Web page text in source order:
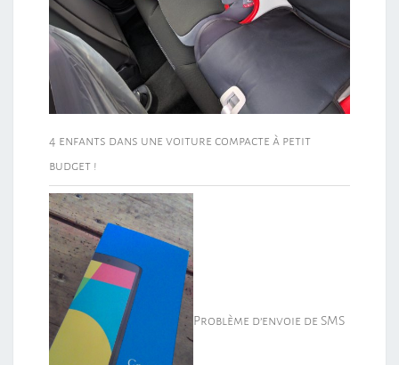
4 enfants dans une voiture compacte à petit
budget !
Problème d’envoie de SMS